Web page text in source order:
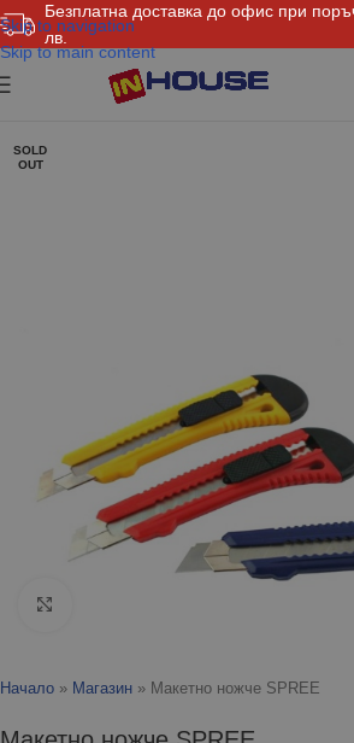
Безплатна доставка до офис при
лв.
Skip to navigation
Skip to main content
SOLD
OUT
Начало » Магазин » Макетно ножче SPREE